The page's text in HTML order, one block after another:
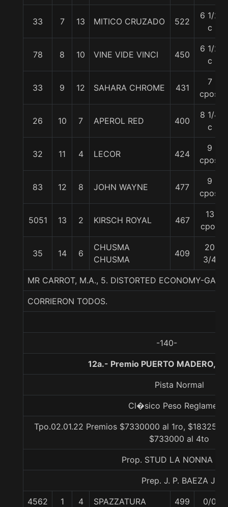
33 7 13 MITICO CRUZADO 522
6 1/2
c
78 8 10 VINE VIDE VINCI 450
6 1/2
c
33 9 12 SAHARA CHROME 431
7
cpos.
26 10 7 APEROL RED 400
8 1/4
c
32 11 4 LECOR 424
9
cpos.
83 12 8 JOHN WAYNE 477
9
cpos.
5051 13 2 KIRSCH ROYAL 467
13
cpos
35 14 6
CHUSMA
CHUSMA
409
20
3/4
MR CARROT, M.A., 5. DISTORTED ECONOMY-
CORRIERON TODOS.
-140-
12a.- Premio PUERTO MADERO,
Pista Normal
Cl�sico Peso
Tpo.02.01.22 Premios $7330000 al 1ro,
$733000 al 4to
Prop. STUD LA NONNA
Prep. J. P. BAEZA J.
4562 1 4 SPAZZATURA 499 0/0